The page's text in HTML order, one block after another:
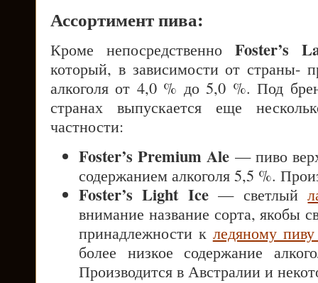
Ассортимент пива:
Кроме непосредственно Foster’s
который, в зависимости от страны-
алкоголя от 4,0 % до 5,0 %. Под
странах выпускается еще
частности:
Foster’s Premium Ale — пиво
содержанием алкоголя 5,5 %.
Foster’s Light Ice — светлый
внимание название сорта, якобы
принадлежности к ледяному
более низкое содержание
Производится в Австралии и